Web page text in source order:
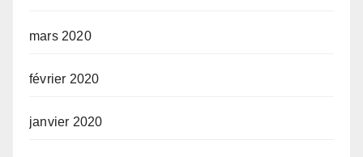
mars 2020
février 2020
janvier 2020